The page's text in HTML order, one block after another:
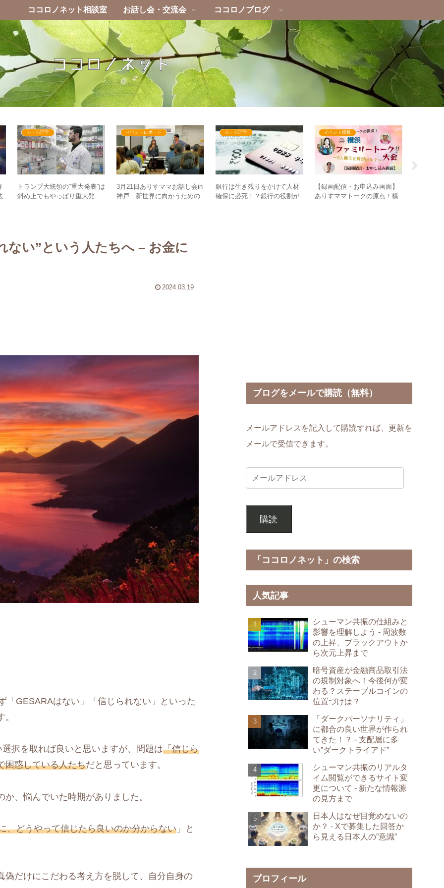
ココロノネット相談室 お話し会・交流会 ココロノブログ
心・心理学
トランプ大統領の”重大発表”は
斜め上でもやっぱり重大発
イベントレポート
3月21日ありすママお話し会in
神戸 新世界に向かうための
心・心理学
銀行は生き残りをかけて人材
確保に必死！？銀行の役割が
イベント情報
【録画配信・お申込み画面】
ありすママトークの原点！横
ない”という人たちへ – お金に
2024.03.19
「GESARAはない」「信じられない」といった
択を取れば良いと思いますが、問題は「信じら
困惑している人たちだと思っています。
、悩んでいた時期がありました。
、どうやって信じたら良いのか分からない 」と
だけにこだわる考え方を脱して、自分自身の
ブログをメールで購読（無料）
メールアドレスを記入して購読すれば、更新を
メールで受信できます。
購読
「ココロノネット」の検索
人気記事
シューマン共振の仕組みと
影響を理解しよう - 周波数
の上昇、ブラックアウトか
ら次元上昇まで
暗号資産が金融商品取引法
の規制対象へ！今後何が変
わる？ステーブルコインの
位置づけは？
「ダークパーソナリティ」
に都合の良い世界が作られ
てきた！？ - 支配層に多
い”ダークトライアド”
シューマン共振のリアルタ
イム閲覧ができるサイト変
更について - 新たな情報源
の見方まで
日本人はなぜ目覚めないの
か？ - Xで募集した回答か
ら見える日本人の”意識”
プロフィール